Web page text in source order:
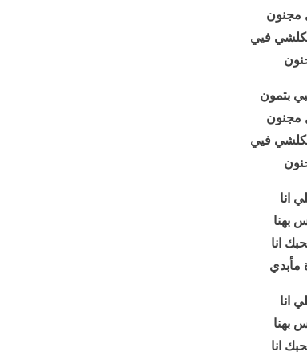
مجنون
فيي
بتمون
مجنون
فيي
انا
بهنا
انا
مأبدي
انا
بهنا
انا